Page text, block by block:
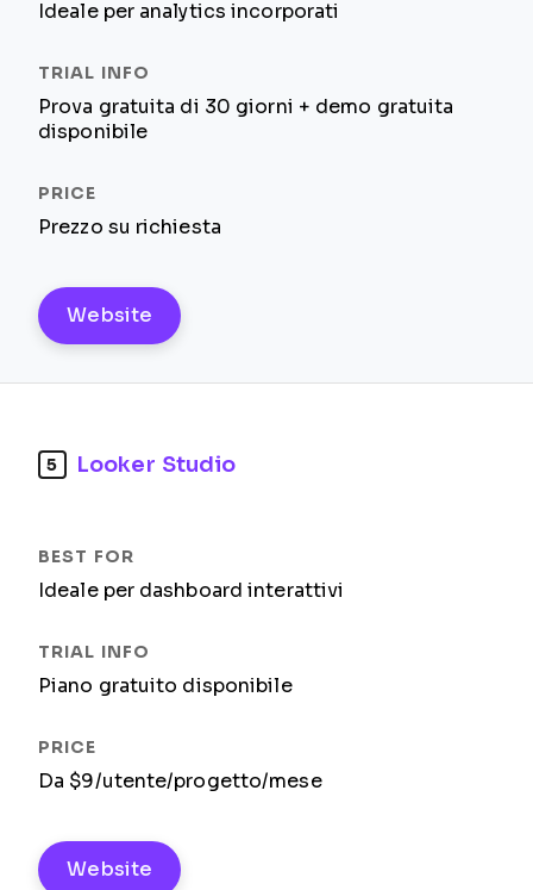
Ideale per analytics incorporati
Prova gratuita di 30 giorni + demo gratuita
disponibile
Prezzo su richiesta
Website
5 Looker Studio
Ideale per dashboard interattivi
Piano gratuito disponibile
Da $9/utente/progetto/mese
Website